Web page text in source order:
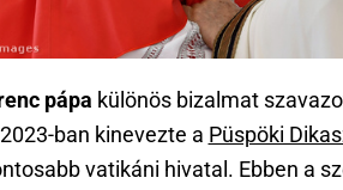
pápa különös bizalmat
2023-ban kinevezte a Püspöki
vatikáni hivatal. Ebben a